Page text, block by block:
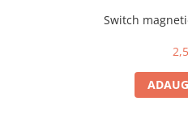
Switch